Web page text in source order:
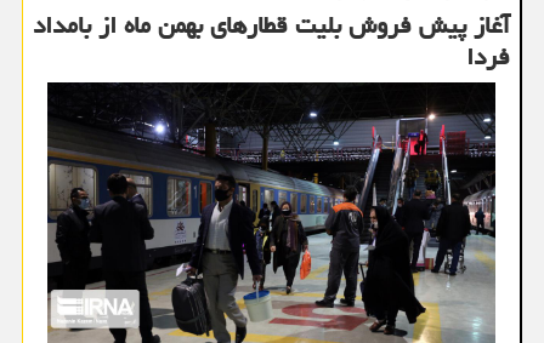
آغاز پیش فروش بلیت قطارهای بهمن ماه از بامداد
فردا